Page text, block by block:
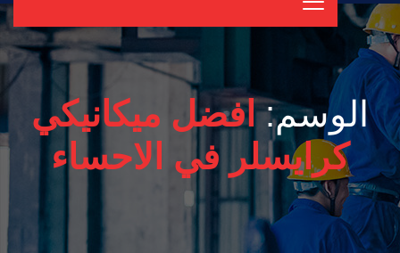
الوسم:افضل ميكانيكي
كرايسلر في الاحساء